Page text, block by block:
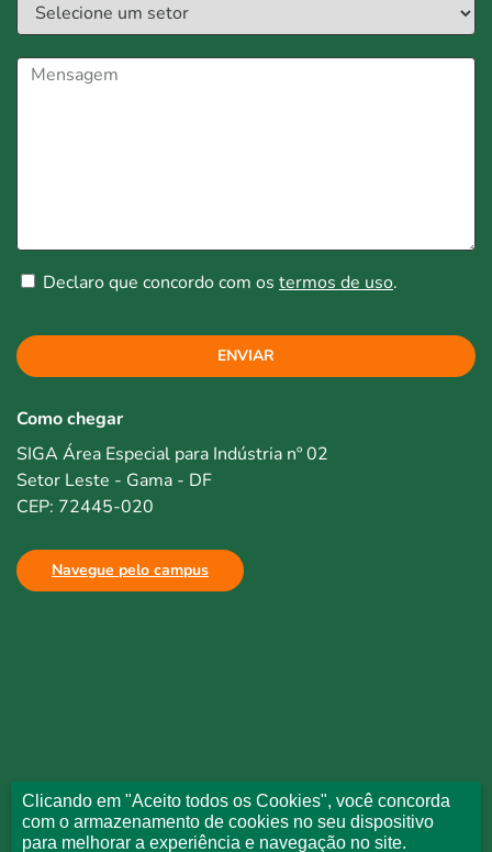
Declaro que concordo com os termos de uso.
ENVIAR
Como chegar
SIGA Área Especial para Indústria nº 02
Setor Leste - Gama - DF
CEP: 72445-020
Navegue pelo campus
Clicando em "Aceito todos os Cookies", você concorda
com o armazenamento de cookies no seu dispositivo
para melhorar a experiência e navegação no site.